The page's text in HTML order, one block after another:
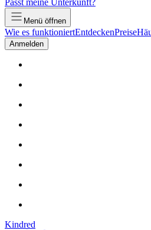
Passt meine Unterkunft?
Menü öffnen
Wie es funktioniertEntdeckenPreise
Anmelden
Kindred